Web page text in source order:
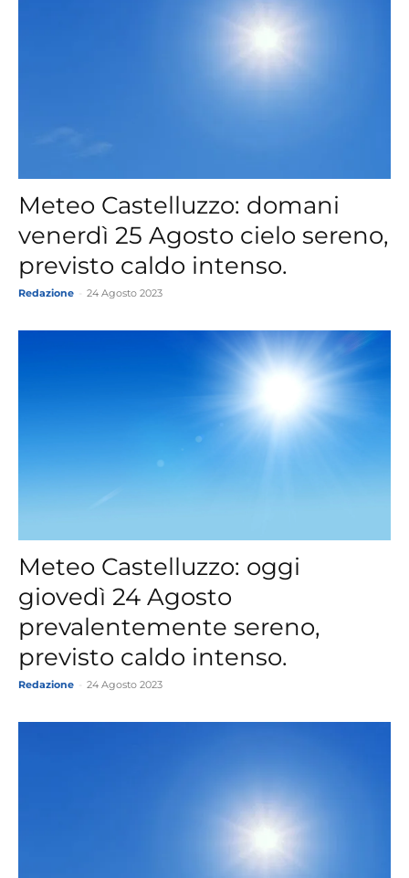
Meteo Castelluzzo: domani
venerdì 25 Agosto cielo sereno,
previsto caldo intenso.
Redazione 24 Agosto 2023
Meteo Castelluzzo: oggi
giovedì 24 Agosto
prevalentemente sereno,
previsto caldo intenso.
Redazione 24 Agosto 2023